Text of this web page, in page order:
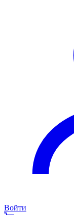
Войти